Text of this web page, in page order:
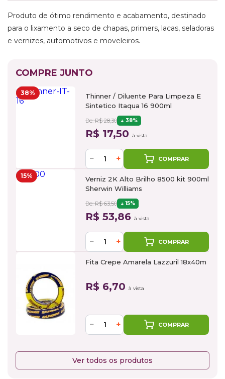
Produto de ótimo rendimento e acabamento, destinado
para o lixamento a seco de chapas, primers, lacas, seladoras
e vernizes, automotivos e moveleiros.
COMPRE JUNTO
38%
Thinner / Diluente Para Limpeza E
Sintetico Itaqua 16 900ml
De: R$ 28,30 38%
R$ 17,50 à vista
− + COMPRAR
15%
Verniz 2K Alto Brilho 8500 kit 900ml
Sherwin Williams
De: R$ 63,50 15%
R$ 53,86 à vista
− + COMPRAR
Fita Crepe Amarela Lazzuril 18x40m
R$ 6,70 à vista
− + COMPRAR
Ver todos os produtos